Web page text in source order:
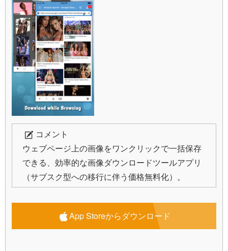
コメント
ウェブページ上の画像をワンクリックで一括保存
できる、効率的な画像ダウンロードツールアプリ
（サブスク型への移行に伴う価格無料化）。
App Storeからダウンロード